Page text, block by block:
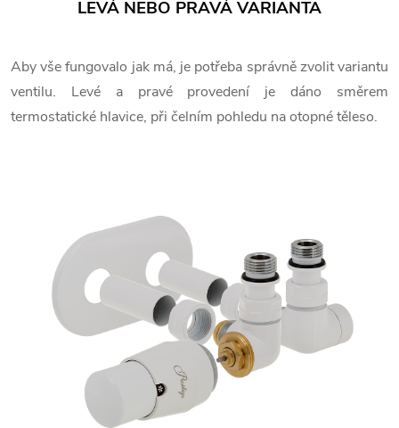
LEVÁ NEBO PRAVÁ VARIANTA
Aby vše fungovalo jak má, je potřeba správně zvolit variantu
ventilu. Levé a pravé provedení je dáno směrem
termostatické hlavice, při čelním pohledu na otopné těleso.